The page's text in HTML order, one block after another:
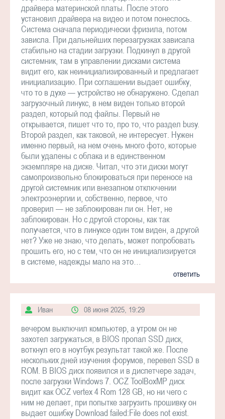
драйвера материнской платы. После этого
установил драйвера на видео и потом понеслось.
Система сначала периодически фризила, потом
зависла. При дальнейших перезагрузках зависала
стабильно на стадии загрузки. Подкинул в другой
системник, там в управлении дисками система
видит его, как неинициализированный и предлагает
инициализацию. При соглашении выдает ошибку,
что то в духе — устройство не обнаружено. Сделал
загрузочный линукс, в нем виден только второй
раздел, который под файлы. Первый не
открывается, пишет что то, про то, что раздел busy.
Второй раздел, как таковой, не интересует. Нужен
именно первый, на нем очень много фото, которые
были удалены с облака и в единственном
экземпляре на диске. Читал, что эти диски могут
самопроизвольно блокироваться при переносе на
другой системник или внезапном отключении
электроэнергии и, собственно, первое, что
проверил — не заблокирован ли он. Нет, не
заблокирован. Но с другой стороны, как так
получается, что в линуксе один том виден, а другой
нет? Уже не знаю, что делать, может попробовать
прошить его, но с тем, что он не инициализируется
в системе, надежды мало на это…
ответить
Иван 08 июня 2025, 19:29
вечером выключил компьютер, а утром он не
захотел загружаться, в BIOS пропал SSD диск,
воткнул его в ноутбук результат такой же. После
нескольких дней изучения форумов, перевел SSD в
ROM. В BIOS диск появился и в диспетчере задач,
после загрузки Windows 7. OCZ ToolBoxMP диск
видит как OCZ vertex 4 Rom 128 GB, но ни чего с
ним не делает, при попытке загрузить прошивку он
выдает ошибку Download failed:File does not exist.